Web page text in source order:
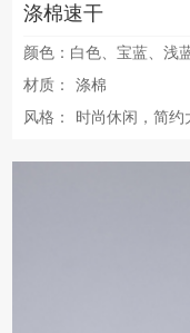
涤棉速干
颜色：白色、宝蓝、浅
材质：
涤棉
风格：
时尚休闲，简约